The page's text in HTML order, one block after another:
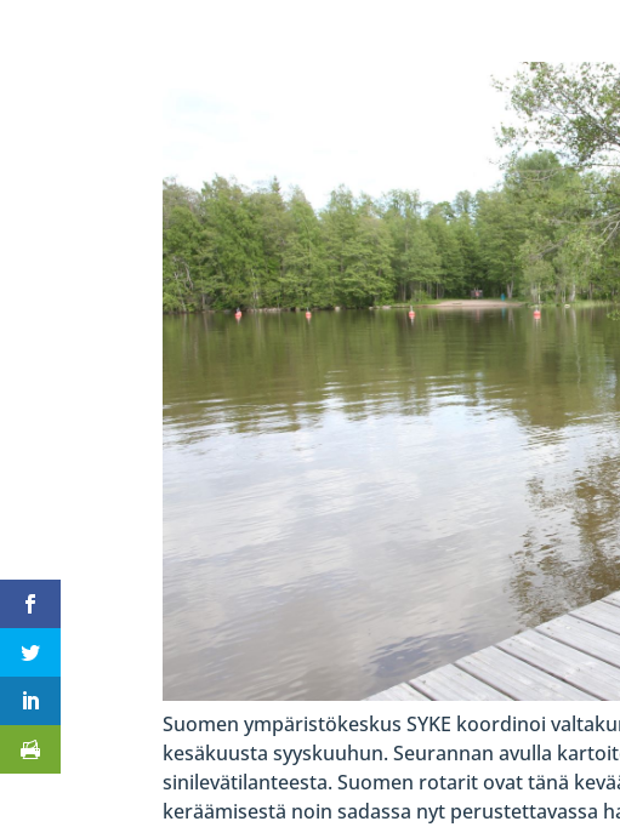
Suomen ympäristökeskus SYKE koordinoi
kesäkuusta syyskuuhun. Seurannan avulla
sinilevätilanteesta. Suomen rotarit ovat tänä
keräämisestä noin sadassa nyt perustettavassa